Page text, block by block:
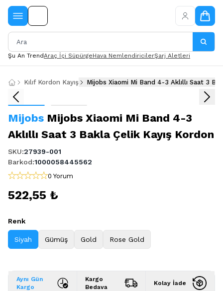
Şu An TrendAraç İçi SüpürgeHava NemlendiricilerŞarj Aletleri
Kılıf Kordon Kayış Mijobs Xiaomi Mi Band 4-3 Aklıllı Saat 3
Mijobs Mijobs Xiaomi Mi Band 4-3
Aklıllı Saat 3 Bakla Çelik Kayış Kordon
SKU:27939-001
Barkod:1000058445562
0 Yorum
522,55 ₺
Renk
Siyah Gümüş Gold Rose Gold
Aynı Gün
Kargo
Kargo
Bedava
Kolay İade